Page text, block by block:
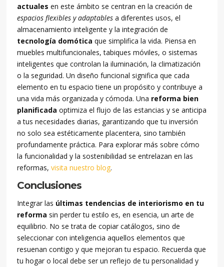
actuales en este ámbito se centran en la creación de
espacios flexibles y adaptables a diferentes usos, el
almacenamiento inteligente y la integración de
tecnología domótica que simplifica la vida. Piensa en
muebles multifuncionales, tabiques móviles, o sistemas
inteligentes que controlan la iluminación, la climatización
o la seguridad. Un diseño funcional significa que cada
elemento en tu espacio tiene un propósito y contribuye a
una vida más organizada y cómoda. Una reforma bien
planificada optimiza el flujo de las estancias y se anticipa
a tus necesidades diarias, garantizando que tu inversión
no solo sea estéticamente placentera, sino también
profundamente práctica. Para explorar más sobre cómo
la funcionalidad y la sostenibilidad se entrelazan en las
reformas,visita nuestro blog.
Conclusiones
Integrar las últimas tendencias de interiorismo en tu
reforma sin perder tu estilo es, en esencia, un arte de
equilibrio. No se trata de copiar catálogos, sino de
seleccionar con inteligencia aquellos elementos que
resuenan contigo y que mejoran tu espacio. Recuerda que
tu hogar o local debe ser un reflejo de tu personalidad y